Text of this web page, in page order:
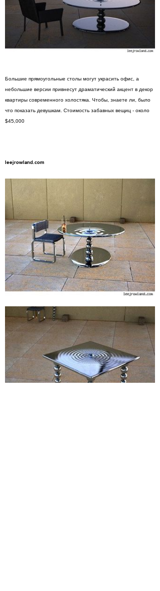
Большие прямоугольные столы могут украсить офис, а
небольшие версии привнесут драматический акцент в декор
квартиры современного холостяка. Чтобы, знаете ли, было
что показать девушкам. Стоимость забавных вещиц - около
$45,000
leejrowland.com